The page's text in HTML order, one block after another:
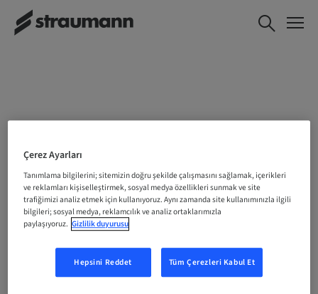
KONUMUNUZU SEÇIN
Şirket
Çerez Ayarları
Tanımlama bilgilerini; sitemizin doğru şekilde çalışmasını sağlamak, içerikleri
ve reklamları kişiselleştirmek, sosyal medya özellikleri sunmak ve site
trafiğimizi analiz etmek için kullanıyoruz. Aynı zamanda site kullanımınızla ilgili
bilgileri; sosyal medya, reklamcılık ve analiz ortaklarımızla
paylaşıyoruz. Gizlilik duyurusu
Hepsini Reddet Tüm Çerezleri Kabul Et